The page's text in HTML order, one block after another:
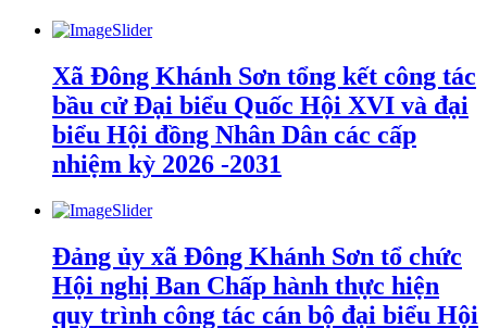
Xã Đông Khánh Sơn tổng kết công tác
bầu cử Đại biểu Quốc Hội XVI và đại
biểu Hội đồng Nhân Dân các cấp
nhiệm kỳ 2026 -2031
Đảng ủy xã Đông Khánh Sơn tổ chức
Hội nghị Ban Chấp hành thực hiện
quy trình công tác cán bộ đại biểu Hội